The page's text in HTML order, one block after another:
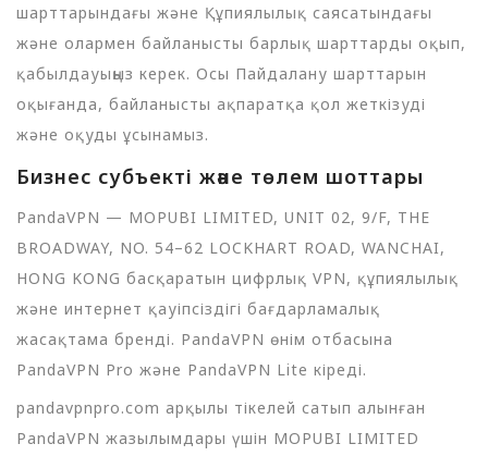
шарттарындағы және Құпиялылық саясатындағы
және олармен байланысты барлық шарттарды оқып,
қабылдауыңыз керек. Осы Пайдалану шарттарын
оқығанда, байланысты ақпаратқа қол жеткізуді
және оқуды ұсынамыз.
Бизнес субъекті және төлем шоттары
PandaVPN — MOPUBI LIMITED, UNIT 02, 9/F, THE
BROADWAY, NO. 54–62 LOCKHART ROAD, WANCHAI,
HONG KONG басқаратын цифрлық VPN, құпиялылық
және интернет қауіпсіздігі бағдарламалық
жасақтама бренді. PandaVPN өнім отбасына
PandaVPN Pro және PandaVPN Lite кіреді.
pandavpnpro.com арқылы тікелей сатып алынған
PandaVPN жазылымдары үшін MOPUBI LIMITED